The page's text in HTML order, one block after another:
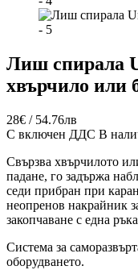
Лиш спирала
хвърчило или
28€ / 54.76лв
С включен ДДС В
Свързва хвърчилото
падане, го задържа
седи прибран при
неопренов накрайник
закопчаване с една
Система за
оборудването.